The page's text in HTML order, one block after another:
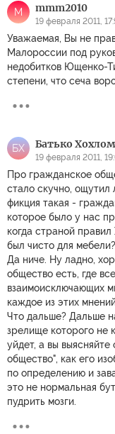
M mmm2010
19 февраля 2011,
Уважаемая, Вы не
Малороссии под
недобитков Ющенко-
степени, что сеча
БХ Батько
19 февраля 2011,
Про гражданское
стало скучно, ощутил
фикция такая -
которое было у нас
когда страной
был чисто для
Да ниче. Ну ладно,
общество есть, где
взаимоисключающих
каждое из этих
Что дальше? Дальше
зрелище которого не
уйдет, а вы
общество", как его
по определению и
это не нормальная
пудрить мозги.